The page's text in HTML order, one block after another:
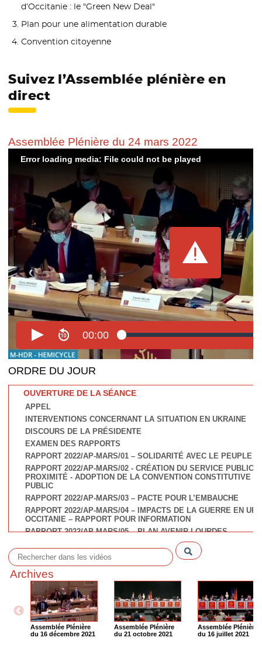
d’Occitanie : le "Green New Deal"
Plan pour une alimentation durable
Convention citoyenne
Suivez l’Assemblée plénière en
direct